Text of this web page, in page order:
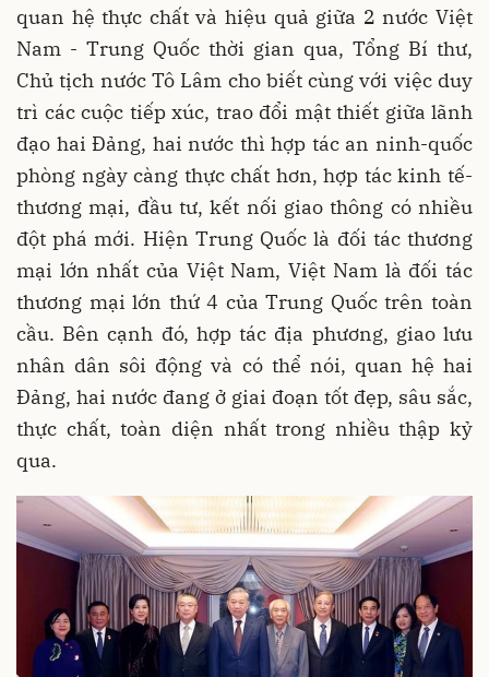
quan hệ thực chất và hiệu quả giữa 2 nước Việt
Nam - Trung Quốc thời gian qua, Tổng Bí thư,
Chủ tịch nước Tô Lâm cho biết cùng với việc duy
trì các cuộc tiếp xúc, trao đổi mật thiết giữa lãnh
đạo hai Đảng, hai nước thì hợp tác an ninh-quốc
phòng ngày càng thực chất hơn, hợp tác kinh tế-
thương mại, đầu tư, kết nối giao thông có nhiều
đột phá mới. Hiện Trung Quốc là đối tác thương
mại lớn nhất của Việt Nam, Việt Nam là đối tác
thương mại lớn thứ 4 của Trung Quốc trên toàn
cầu. Bên cạnh đó, hợp tác địa phương, giao lưu
nhân dân sôi động và có thể nói, quan hệ hai
Đảng, hai nước đang ở giai đoạn tốt đẹp, sâu sắc,
thực chất, toàn diện nhất trong nhiều thập kỷ
qua.